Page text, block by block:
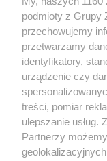
To
podmioty z Grupy
przechowujemy
przetwarzamy
identyfikatory,
urządzenie czy
treści, pomiar
ulepszanie usług.
Partnerzy